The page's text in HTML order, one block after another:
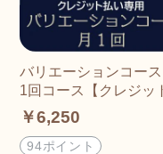
バリエーションコース
1回コース【クレジッ
い専用】 (1回/月 50分/
￥6,250
94ポイント